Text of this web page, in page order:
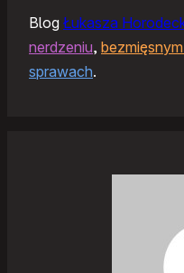
Blog Łukasza
nerdzeniu,
sprawach.